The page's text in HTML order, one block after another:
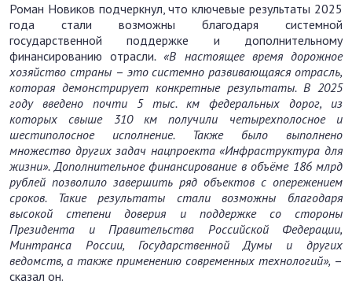
Роман Новиков подчеркнул, что ключевые результаты 2025
года стали возможны благодаря системной
государственной поддержке и дополнительному
финансированию отрасли. «В настоящее время дорожное
хозяйство страны – это системно развивающаяся отрасль,
которая демонстрирует конкретные результаты. В 2025
году введено почти 5 тыс. км федеральных дорог, из
которых свыше 310 км получили четырехполосное и
шестиполосное исполнение. Также было выполнено
множество других задач нацпроекта «Инфраструктура для
жизни». Дополнительное финансирование в объёме 186 млрд
рублей позволило завершить ряд объектов с опережением
сроков. Такие результаты стали возможны благодаря
высокой степени доверия и поддержке со стороны
Президента и Правительства Российской Федерации,
Минтранса России, Государственной Думы и других
ведомств, а также применению современных технологий», –
сказал он.